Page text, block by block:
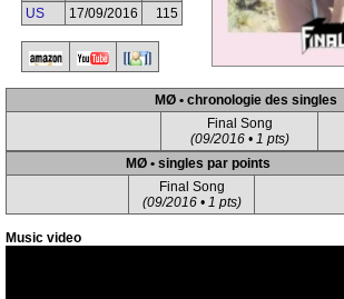
US
17/09/2016 115
MØ • chronologie des singles
Final Song
(09/2016 • 1 pts)
MØ • singles par points
Final Song
(09/2016 • 1 pts)
Music video